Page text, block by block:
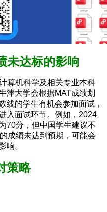
未达标的影响
算机科学及相关专业本科
津大学会根据MAT成绩划
线的学生有机会参加面试，
入面试环节。例如，2024
70分，但中国学生建议不
成绩未达到预期，可能会
响。
策略